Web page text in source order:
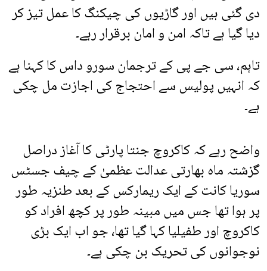
دی گئی ہیں اور گاڑیوں کی چیکنگ کا عمل تیز کر
دیا گیا ہے تاکہ امن و امان برقرار رہے۔
تاہم، سی جے پی کے ترجمان سورو داس کا کہنا ہے
کہ انہیں پولیس سے احتجاج کی اجازت مل چکی
ہے۔
واضح رہے کہ کاکروچ جنتا پارٹی کا آغاز دراصل
گزشتہ ماہ بھارتی عدالت عظمیٰ کے چیف جسٹس
سوریا کانت کے ایک ریمارکس کے بعد طنزیہ طور
پر ہوا تھا جس میں مبینہ طور پر کچھ افراد کو
کاکروچ اور طفیلیا کہا گیا تھا، جو اب ایک بڑی
نوجوانوں کی تحریک بن چکی ہے۔